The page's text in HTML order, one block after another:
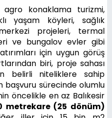
agro konaklama turizmi,
yaşam köyleri, sağlık
projeleri, termal
ve bungalov evler gibi
için uygun görüş
biri, proje sahası
belirli niteliklere sahip
başvuru sürecinde olumlu
öncelikle en az Balıkesir
metrekare (25 dönüm)